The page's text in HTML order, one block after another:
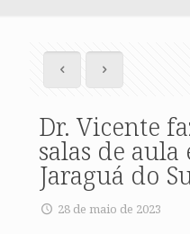
Dr. Vicente
salas de aula
Jaraguá do
28 de maio de 2023